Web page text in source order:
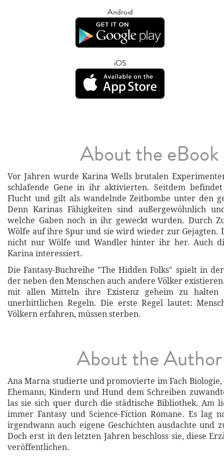
Android
iOS
About the eBook
Vor Jahren wurde Karina Wells brutalen
schlafende Gene in ihr aktivierten. Seitdem
Flucht und gilt als wandelnde Zeitbombe unter den
Denn Karinas Fähigkeiten sind außergewöhnlich
welche Gaben noch in ihr geweckt wurden. Durch
Wölfe auf ihre Spur und sie wird wieder zur Gejagten.
nicht nur Wölfe und Wandler hinter ihr her. Auch
Karina interessiert.
Die Fantasy-Buchreihe "The Hidden Folks" spielt in
der neben den Menschen auch andere Völker
mit allen Mitteln ihre Existenz geheim zu halten
unerbittlichen Regeln. Die erste Regel lautet:
Völkern erfahren, müssen sterben.
About the Author
Ana Marna studierte und promovierte im Fach Biologie,
Ehemann, Kindern und Hund dem Schreiben
las sie sich quer durch die städtische Bibliothek. Am
immer Fantasy und Science-Fiction Romane. Es lag
irgendwann auch eigene Geschichten ausdachte und
Doch erst in den letzten Jahren beschloss sie, diese
veröffentlichen.